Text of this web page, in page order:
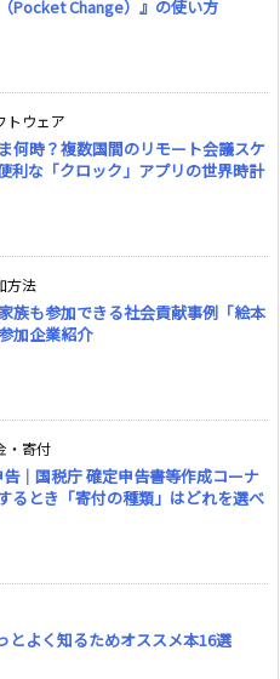
Pocket Change）』の使い方
トウェア
何時？複数国間のリモート会議スケ
利な「クロック」アプリの世界時計
方法
族も参加できる社会貢献事例「絵本
加企業紹介
・寄付
｜国税庁 確定申告書等作成コーナ
るとき「寄付の種類」はどれを選べ
とよく知るためオススメ本16選